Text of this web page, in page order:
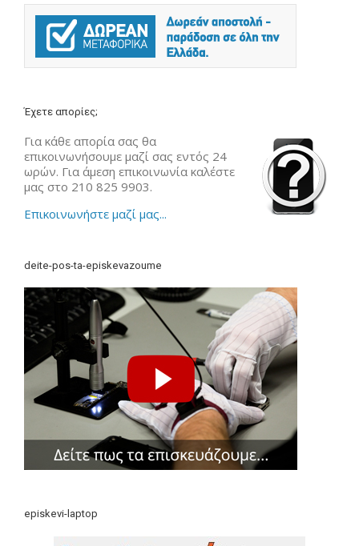
Έχετε απορίες;
Για κάθε απορία σας θα
επικοινωνήσουμε μαζί σας εντός 24
ωρών. Για άμεση επικοινωνία καλέστε
μας στο 210 825 9903.
Επικοινωνήστε μαζί μας...
deite-pos-ta-episkevazoume
episkevi-laptop